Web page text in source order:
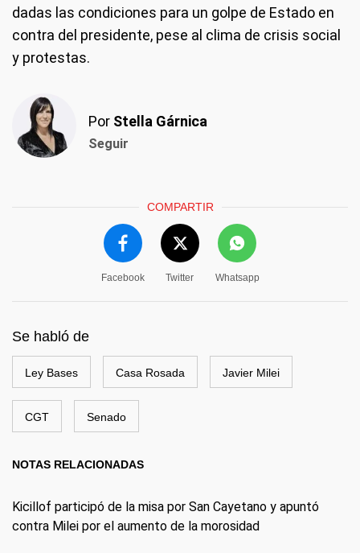
dadas las condiciones para un golpe de Estado en
contra del presidente, pese al clima de crisis social
y protestas.
Por Stella Gárnica
Seguir
COMPARTIR
Facebook Twitter Whatsapp
Se habló de
Ley Bases Casa Rosada Javier Milei
CGT Senado
NOTAS RELACIONADAS
Kicillof participó de la misa por San Cayetano y apuntó
contra Milei por el aumento de la morosidad